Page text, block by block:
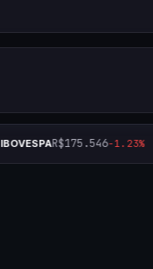
IBOVESPAR$175.546-1.23%